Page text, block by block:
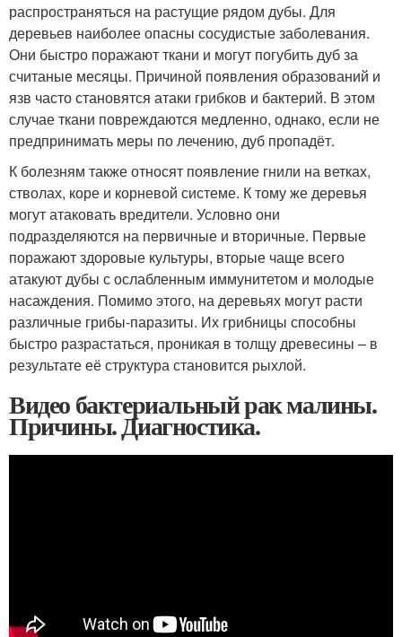
распространяться на растущие рядом дубы. Для
деревьев наиболее опасны сосудистые заболевания.
Они быстро поражают ткани и могут погубить дуб за
считаные месяцы. Причиной появления образований и
язв часто становятся атаки грибков и бактерий. В этом
случае ткани повреждаются медленно, однако, если не
предпринимать меры по лечению, дуб пропадёт.
К болезням также относят появление гнили на ветках,
стволах, коре и корневой системе. К тому же деревья
могут атаковать вредители. Условно они
подразделяются на первичные и вторичные. Первые
поражают здоровые культуры, вторые чаще всего
атакуют дубы с ослабленным иммунитетом и молодые
насаждения. Помимо этого, на деревьях могут расти
различные грибы-паразиты. Их грибницы способны
быстро разрастаться, проникая в толщу древесины – в
результате её структура становится рыхлой.
Видео бактериальный рак малины.
Причины. Диагностика.